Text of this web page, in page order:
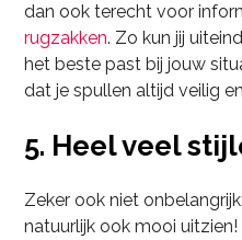
dan ook terecht voor
rugzakken. Zo kun jij
het beste past bij jouw
dat je spullen altijd veilig
5. Heel veel
Zeker ook niet
natuurlijk ook mooi